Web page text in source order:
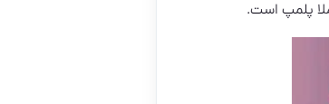
پلمپ است.